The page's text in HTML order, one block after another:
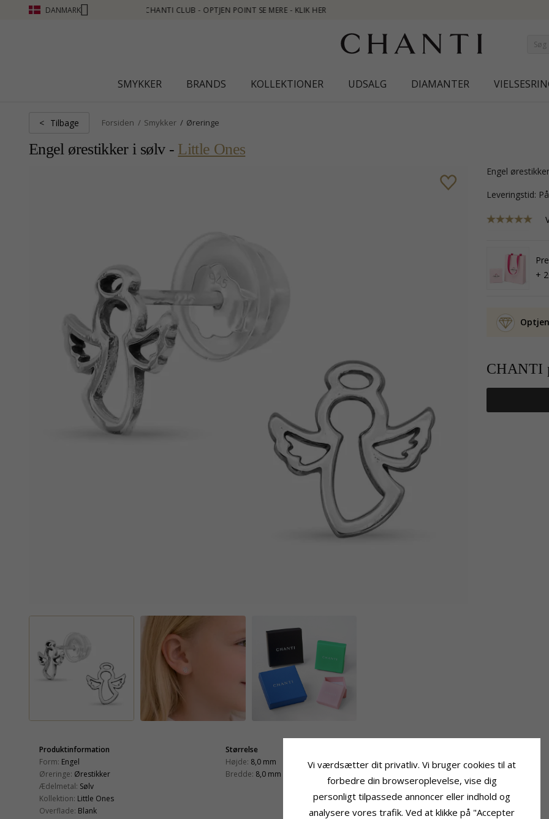
DANMARK
MERE - KLIK HER
SMYKKER BRANDS KOLLEKTIONER UDSALG DIAMANTER
< Tilbage Forsiden Smykker Øreringe
Engel ørestikker i sølv - Little Ones
engel
Leveringstid:
+
CHANTI
Produktinformation
Form: Engel
Øreringe: Ørestikker
Ædelmetal: Sølv
Kollektion: Little Ones
Overflade: Blank
Størrelse
Højde: 8,0 mm
Bredde: 8,0 mm
Leveringstid:2-3 Hverdage
Vi værdsætter dit privatliv. Vi bruger cookies til at
forbedre din browseroplevelse, vise dig
personligt tilpassede annoncer eller indhold og
analysere vores trafik. Ved at klikke på "Accepter